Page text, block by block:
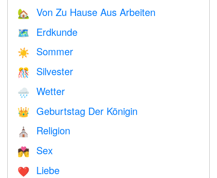
🏡 Von Zu Hause Aus Arbeiten
🗺 Erdkunde
☀️ Sommer
🎊 Silvester
🌧 Wetter
👑 Geburtstag Der Königin
⛪️ Religion
💏 Sex
❤️️ Liebe